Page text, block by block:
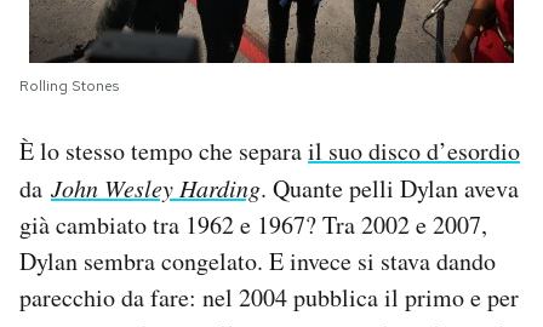
Rolling Stones
È lo stesso tempo che separail suo disco d’esordio
da John Wesley Harding. Quante pelli Dylan aveva
già cambiato tra 1962 e 1967? Tra 2002 e 2007,
Dylan sembra congelato. E invece si stava dando
parecchio da fare: nel 2004 pubblica il primo e per